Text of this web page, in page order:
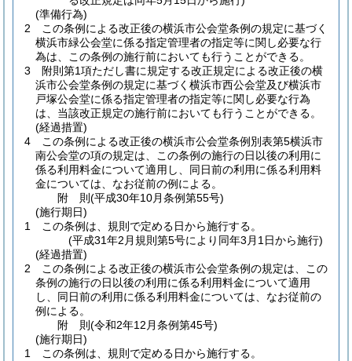
(準備行為)
2
この条例による改正後の横浜市公会堂条例の規定に基づく
横浜市緑公会堂に係る指定管理者の指定等に関し必要な行
為は、この条例の施行前においても行うことができる。
3
附則第1項ただし書に規定する改正規定による改正後の横
浜市公会堂条例の規定に基づく横浜市西公会堂及び横浜市
戸塚公会堂に係る指定管理者の指定等に関し必要な行為
は、当該改正規定の施行前においても行うことができる。
(経過措置)
4
この条例による改正後の横浜市公会堂条例別表第5横浜市
南公会堂の項の規定は、この条例の施行の日以後の利用に
係る利用料金について適用し、同日前の利用に係る利用料
金については、なお従前の例による。
附 則(平成30年10月条例第55号)
(施行期日)
1
この条例は、規則で定める日から施行する。
(平成31年2月規則第5号により同年3月1日から施行)
(経過措置)
2
この条例による改正後の横浜市公会堂条例の規定は、この
条例の施行の日以後の利用に係る利用料金について適用
し、同日前の利用に係る利用料金については、なお従前の
例による。
附 則(令和2年12月条例第45号)
(施行期日)
1
この条例は、規則で定める日から施行する。